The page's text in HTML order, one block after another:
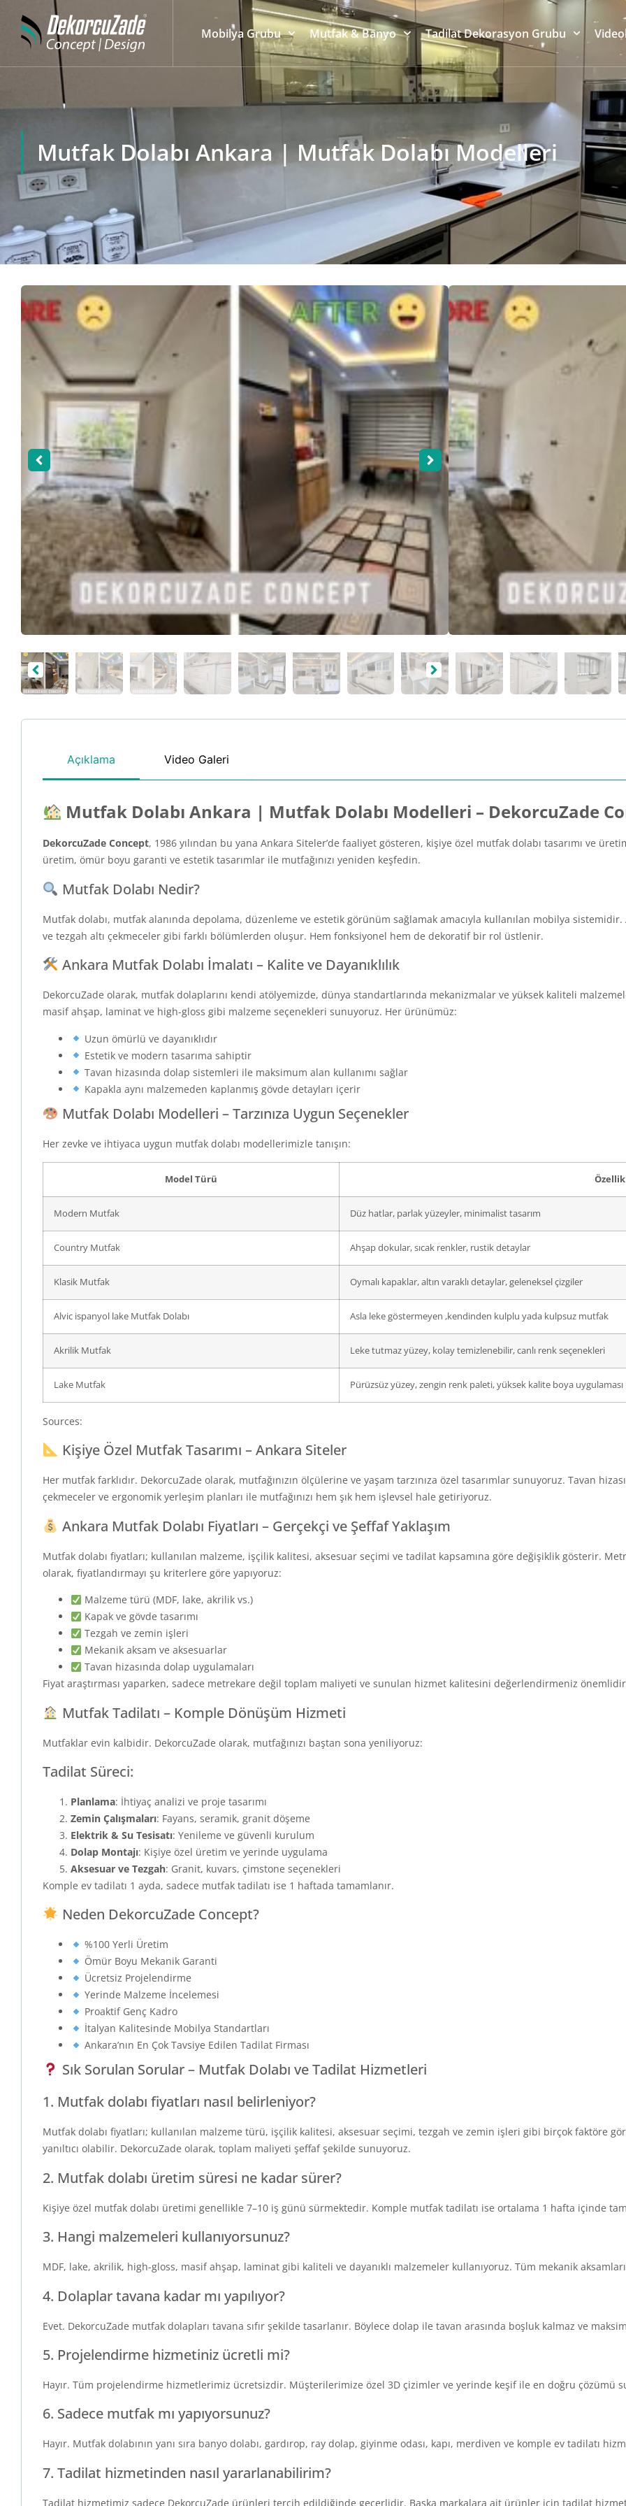
Mobilya Grubu Mutfak & Banyo Tadilat Dekorasyon Grubu
Mutfak Dolabı Ankara | Mutfak Dolabı Modelleri
Ücretsiz Keşif
İçin Bizimle
İletişime
Açıklama Video Galeri
Mutfak Dolabı Ankara | Mutfak Dolabı Modelleri – DekorcuZade
DekorcuZade Concept, 1986 yılından bu yana Ankara Siteler’de faaliyet gösteren, kişiye özel mutfak dolabı tasarımı ve
üretim, ömür boyu garanti ve estetik tasarımlar ile mutfağınızı yeniden keşfedin.
Mutfak Dolabı Nedir?
Mutfak dolabı, mutfak alanında depolama, düzenleme ve estetik görünüm sağlamak amacıyla kullanılan mobilya
ve tezgah altı çekmeceler gibi farklı bölümlerden oluşur. Hem fonksiyonel hem de dekoratif bir rol üstlenir.
Ankara Mutfak Dolabı İmalatı – Kalite ve Dayanıklılık
DekorcuZade olarak, mutfak dolaplarını kendi atölyemizde, dünya standartlarında mekanizmalar ve yüksek kaliteli
masif ahşap, laminat ve high-gloss gibi malzeme seçenekleri sunuyoruz. Her ürünümüz:
Uzun ömürlü ve dayanıklıdır
Estetik ve modern tasarıma sahiptir
Tavan hizasında dolap sistemleri ile maksimum alan kullanımı sağlar
Kapakla aynı malzemeden kaplanmış gövde detayları içerir
Mutfak Dolabı Modelleri – Tarzınıza Uygun Seçenekler
Her zevke ve ihtiyaca uygun mutfak dolabı modellerimizle tanışın:
Model Türü
Modern Mutfak Düz hatlar, parlak yüzeyler, minimalist tasarım
Country Mutfak Ahşap dokular, sıcak renkler, rustik detaylar
Klasik Mutfak Oymalı kapaklar, altın varaklı detaylar, geleneksel çizgiler
Alvic ispanyol lake Mutfak Dolabı Asla leke göstermeyen ,kendinden kulplu yada kulpsuz mutfak
Akrilik Mutfak Leke tutmaz yüzey, kolay temizlenebilir, canlı renk seçenekleri
Lake Mutfak Pürüzsüz yüzey, zengin renk paleti, yüksek kalite boya uygulaması
Sources:
Kişiye Özel Mutfak Tasarımı – Ankara Siteler
Her mutfak farklıdır. DekorcuZade olarak, mutfağınızın ölçülerine ve yaşam tarzınıza özel tasarımlar sunuyoruz. Tavan
çekmeceler ve ergonomik yerleşim planları ile mutfağınızı hem şık hem işlevsel hale getiriyoruz.
Ankara Mutfak Dolabı Fiyatları – Gerçekçi ve Şeffaf Yaklaşım
Mutfak dolabı fiyatları; kullanılan malzeme, işçilik kalitesi, aksesuar seçimi ve tadilat kapsamına göre değişiklik gösterir.
olarak, fiyatlandırmayı şu kriterlere göre yapıyoruz:
Malzeme türü (MDF, lake, akrilik vs.)
Kapak ve gövde tasarımı
Tezgah ve zemin işleri
Mekanik aksam ve aksesuarlar
Tavan hizasında dolap uygulamaları
Fiyat araştırması yaparken, sadece metrekare değil toplam maliyeti ve sunulan hizmet kalitesini değerlendirmeniz
Mutfak Tadilatı – Komple Dönüşüm Hizmeti
Mutfaklar evin kalbidir. DekorcuZade olarak, mutfağınızı baştan sona yeniliyoruz:
Tadilat Süreci:
Planlama: İhtiyaç analizi ve proje tasarımı
Zemin Çalışmaları: Fayans, seramik, granit döşeme
Elektrik & Su Tesisatı: Yenileme ve güvenli kurulum
Dolap Montajı: Kişiye özel üretim ve yerinde uygulama
Aksesuar ve Tezgah: Granit, kuvars, çimstone seçenekleri
Komple ev tadilatı 1 ayda, sadece mutfak tadilatı ise 1 haftada tamamlanır.
Neden DekorcuZade Concept?
%100 Yerli Üretim
Ömür Boyu Mekanik Garanti
Ücretsiz Projelendirme
Yerinde Malzeme İncelemesi
Proaktif Genç Kadro
İtalyan Kalitesinde Mobilya Standartları
Ankara’nın En Çok Tavsiye Edilen Tadilat Firması
Sık Sorulan Sorular – Mutfak Dolabı ve Tadilat Hizmetleri
1. Mutfak dolabı fiyatları nasıl belirleniyor?
Mutfak dolabı fiyatları; kullanılan malzeme türü, işçilik kalitesi, aksesuar seçimi, tezgah ve zemin işleri gibi birçok faktöre
yanıltıcı olabilir. DekorcuZade olarak, toplam maliyeti şeffaf şekilde sunuyoruz.
2. Mutfak dolabı üretim süresi ne kadar sürer?
Kişiye özel mutfak dolabı üretimi genellikle 7–10 iş günü sürmektedir. Komple mutfak tadilatı ise ortalama 1 hafta içinde
3. Hangi malzemeleri kullanıyorsunuz?
MDF, lake, akrilik, high-gloss, masif ahşap, laminat gibi kaliteli ve dayanıklı malzemeler kullanıyoruz. Tüm mekanik
4. Dolaplar tavana kadar mı yapılıyor?
Evet. DekorcuZade mutfak dolapları tavana sıfır şekilde tasarlanır. Böylece dolap ile tavan arasında boşluk kalmaz ve
5. Projelendirme hizmetiniz ücretli mi?
Hayır. Tüm projelendirme hizmetlerimiz ücretsizdir. Müşterilerimize özel 3D çizimler ve yerinde keşif ile en doğru çözümü
6. Sadece mutfak mı yapıyorsunuz?
Hayır. Mutfak dolabının yanı sıra banyo dolabı, gardırop, ray dolap, giyinme odası, kapı, merdiven ve komple ev tadilatı
7. Tadilat hizmetinden nasıl yararlanabilirim?
Tadilat hizmetimiz sadece DekorcuZade ürünleri tercih edildiğinde geçerlidir. Başka markalara ait ürünler için tadilat